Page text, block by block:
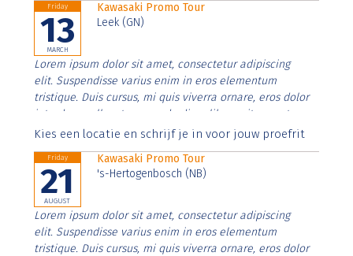
Friday
13
MARCH
Kawasaki Promo Tour
Leek (GN)
Lorem ipsum dolor sit amet, consectetur adipiscing
elit. Suspendisse varius enim in eros elementum
tristique. Duis cursus, mi quis viverra ornare, eros dolor
interdum nulla, ut commodo diam libero vitae erat.
Aenean faucibus nibh et justo cursus id rutrum lorem
Kies een locatie en schrijf je in voor jouw proefrit
Friday
21
AUGUST
Kawasaki Promo Tour
's-Hertogenbosch (NB)
Lorem ipsum dolor sit amet, consectetur adipiscing
elit. Suspendisse varius enim in eros elementum
tristique. Duis cursus, mi quis viverra ornare, eros dolor